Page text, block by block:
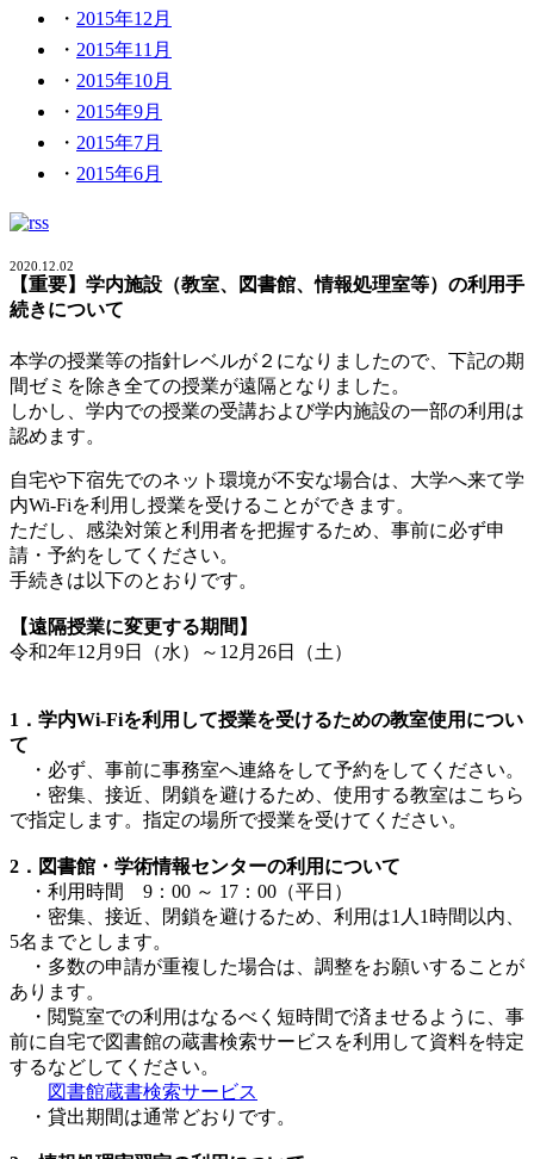
2015年12月
2015年11月
2015年10月
2015年9月
2015年7月
2015年6月
2020.12.02
【重要】学内施設（教室、図書館、情報処理室等）の利用手
続きについて
本学の授業等の指針レベルが２になりましたので、下記の期
間ゼミを除き全ての授業が遠隔となりました。
しかし、学内での授業の受講および学内施設の一部の利用は
認めます。
自宅や下宿先でのネット環境が不安な場合は、大学へ来て学
内Wi-Fiを利用し授業を受けることができます。
ただし、感染対策と利用者を把握するため、事前に必ず申
請・予約をしてください。
手続きは以下のとおりです。
【遠隔授業に変更する期間】
令和2年12月9日（水）～12月26日（土）
1．学内Wi-Fiを利用して授業を受けるための教室使用につい
て
・必ず、事前に事務室へ連絡をして予約をしてください。
・密集、接近、閉鎖を避けるため、使用する教室はこちら
で指定します。指定の場所で授業を受けてください。
2．図書館・学術情報センターの利用について
・利用時間 9：00 ～ 17：00（平日）
・密集、接近、閉鎖を避けるため、利用は1人1時間以内、
5名までとします。
・多数の申請が重複した場合は、調整をお願いすることが
あります。
・閲覧室での利用はなるべく短時間で済ませるように、事
前に自宅で図書館の蔵書検索サービスを利用して資料を特定
するなどしてください。
図書館蔵書検索サービス
・貸出期間は通常どおりです。